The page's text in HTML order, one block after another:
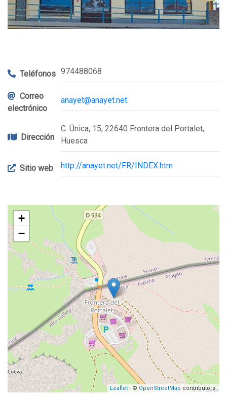
Teléfonos 974488068
Correo
electrónico
anayet@anayet.net
Dirección
C. Única, 15, 22640 Frontera del Portalet,
Huesca
Sitio web http://anayet.net/FR/INDEX.htm
+
−
Leaflet | © OpenStreetMapcontributors.